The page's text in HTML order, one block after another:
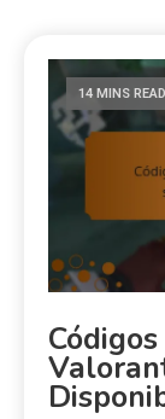
14 MINS READ